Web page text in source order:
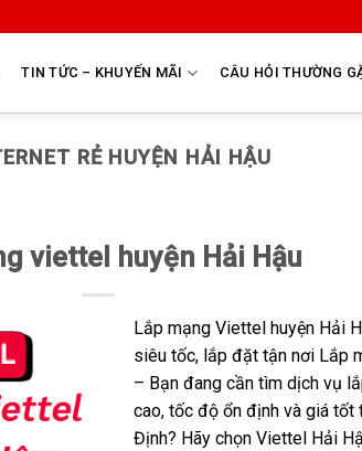
TIN TỨC – KHUYẾN MÃI CÂU HỎI THƯỜNG
RẺ HUYỆN HẢI HẬU
viettel huyện Hải Hậu
Lắp mạng Viettel huyện Hải
siêu tốc, lắp đặt tận nơi Lắp
– Bạn đang cần tìm dịch vụ
cao, tốc độ ổn định và giá tốt
Định? Hãy chọn Viettel Hải